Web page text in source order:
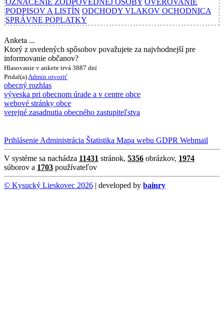
OZNAČENIE ZODPOVEDNEJ OSOBY OVEROVANIE
PODPISOV A LISTÍN ODCHODY VLAKOV OCHODNICA
SPRÁVNE POPLATKY
Anketa ...
Ktorý z uvedených spôsobov považujete za najvhodnejší pre
informovanie občanov?
Hlasovanie v ankete trvá 3887 dní
Pridal(a)Admin otvoriť
obecný rozhlas
výveska pri obecnom úrade a v centre obce
webové stránky obce
verejné zasadnutia obecného zastupiteľstva
PrihlásenieAdministrácia Štatistika Mapa webu GDPR Webmail
V systéme sa nachádza 11431 stránok, 5356 obrázkov, 1974
súborov a 1703 používateľov
© Kysucký Lieskovec 2026 | developed by bainry